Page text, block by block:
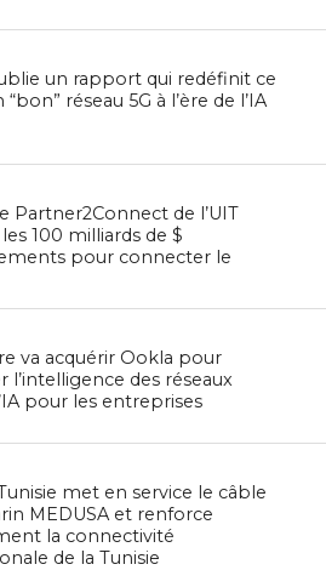
un rapport qui redéfinit ce
“bon” réseau 5G à l’ère de l’IA
Partner2Connect de l’UIT
100 milliards de $
pour connecter le
va acquérir Ookla pour
l’intelligence des réseaux
pour les entreprises
met en service le câble
MEDUSA et renforce
la connectivité
de la Tunisie